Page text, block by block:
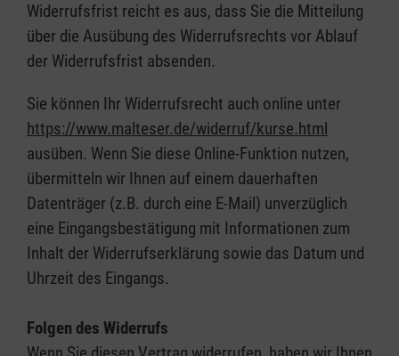
Widerrufsfrist reicht es aus, dass Sie die Mitteilung
über die Ausübung des Widerrufsrechts vor Ablauf
der Widerrufsfrist absenden.
Sie können Ihr Widerrufsrecht auch online unter
https://www.malteser.de/widerruf/kurse.html
ausüben. Wenn Sie diese Online-Funktion nutzen,
übermitteln wir Ihnen auf einem dauerhaften
Datenträger (z.B. durch eine E-Mail) unverzüglich
eine Eingangsbestätigung mit Informationen zum
Inhalt der Widerrufserklärung sowie das Datum und
Uhrzeit des Eingangs.
Folgen des Widerrufs